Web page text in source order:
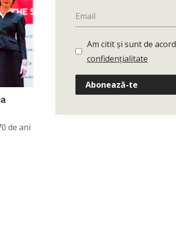
de ani
Am citit și sunt de
confidențialitate
Abonează-te